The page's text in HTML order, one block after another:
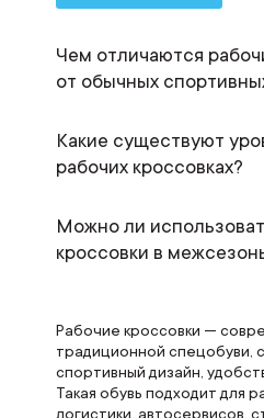
Чем отличаются
от обычных
Какие существуют
рабочих кроссовках?
Можно ли
кроссовки в
Рабочие кроссовки —
традиционной спецобуви,
спортивный дизайн,
Такая обувь подходит для
логистики, автосервисов,